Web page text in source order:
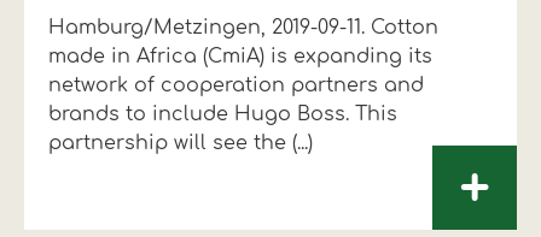
Οικονομικά στοιχεία
Εταιρική δομή
Καινοτομία
Εξαγωγές
Συνέδρια
Ευφυής γεωργία
Συμβουλευτική στο χωράφι
Εκκόκκιση για λογαριασμό του
Αλυσίδα βάμβακος
Κλωστοϋφαντουργία - Ένδυση
Εταιρικά νέα
Hamburg/Metzingen, 2019-09-11. Cotton
made in Africa (CmiA) is expanding its
network of cooperation partners and
brands to include Hugo Boss. This
partnership will see the (...)
+